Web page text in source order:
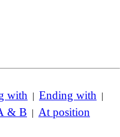
with | Ending with |
& B | At position